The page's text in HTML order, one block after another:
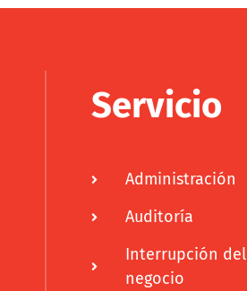
Servicio
Administración
Auditoría
Interrupción del
negocio